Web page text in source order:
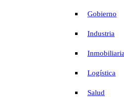
Gobierno
Industria
Logística
Salud